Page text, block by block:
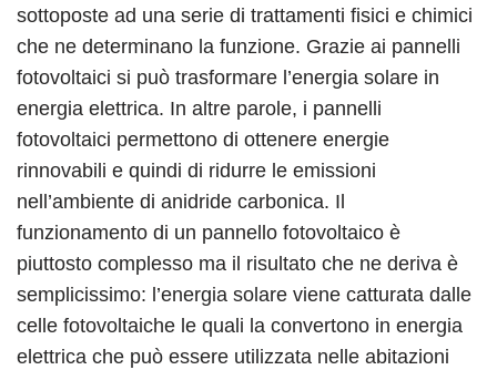
sottoposte ad una serie di trattamenti fisici e chimici
che ne determinano la funzione. Grazie ai pannelli
fotovoltaici si può trasformare l’energia solare in
energia elettrica. In altre parole, i pannelli
fotovoltaici permettono di ottenere energie
rinnovabili e quindi di ridurre le emissioni
nell’ambiente di anidride carbonica. Il
funzionamento di un pannello fotovoltaico è
piuttosto complesso ma il risultato che ne deriva è
semplicissimo: l’energia solare viene catturata dalle
celle fotovoltaiche le quali la convertono in energia
elettrica che può essere utilizzata nelle abitazioni